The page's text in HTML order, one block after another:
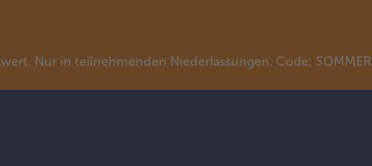
Nur in teilnehmenden Niederlassungen. Code: